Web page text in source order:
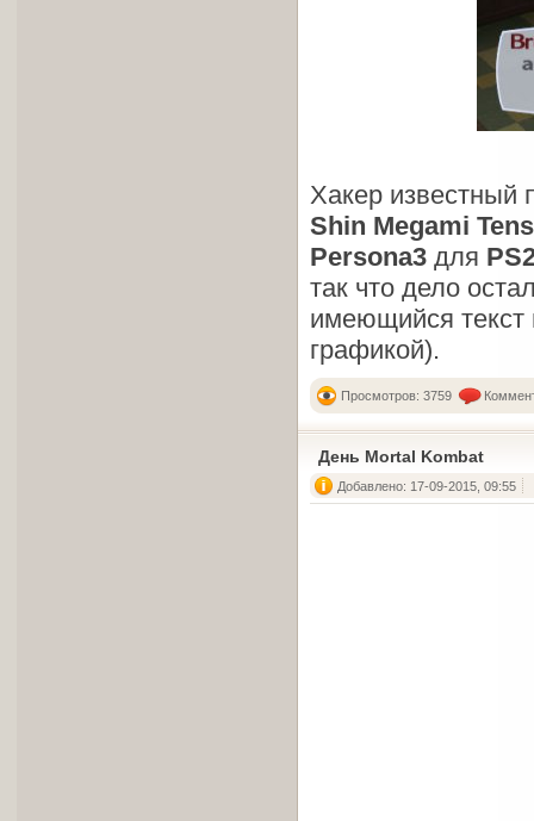
Хакер известный
Shin Megami
Persona3 для
так что дело
имеющийся текст
графикой).
Просмотров: 3759
День Mortal Kombat
Добавлено: 17-09-2015, 09:55